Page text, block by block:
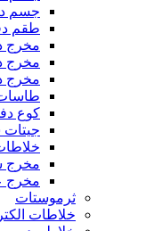
جسم
طقم
مخرج
مخرج
مخرج
كوع
جيتات
مخرج
مخرج
ثرموستات
خلاطات